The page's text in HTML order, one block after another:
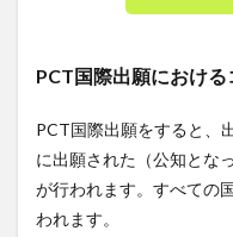
PCT国際出願におけ
PCT国際出願をすると、
に出願された（公知とな
が行われます。すべての
われます。